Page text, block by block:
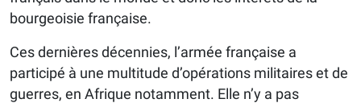
bourgeoisie française.
Ces dernières décennies, l’armée française a
participé à une multitude d’opérations militaires et de
guerres, en Afrique notamment. Elle n’y a pas